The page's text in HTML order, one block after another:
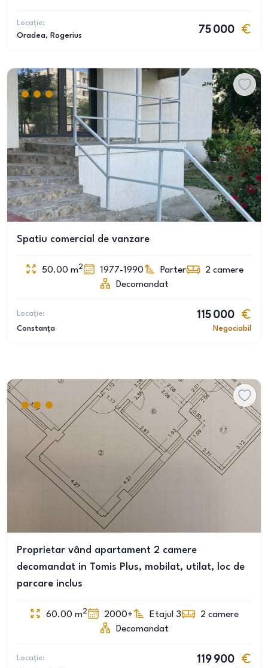
Locație:
Oradea, Rogerius
75 000
Spatiu comercial de vanzare
50.00 m2 1977-1990 Parter 2 camere
Decomandat
Locație:
Constanța
115 000
Negociabil
Proprietar vând apartament 2 camere
decomandat in Tomis Plus, mobilat, utilat, loc de
parcare inclus
60.00 m2 2000+ Etajul 3 2 camere
Decomandat
Locație:
119 900